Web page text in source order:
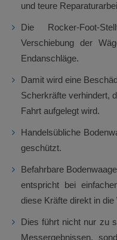
und teure
Die Rocker-Foot-
Verschiebung der
Endanschläge.
Damit wird eine
Scherkräfte verhindert,
Fahrt aufgelegt wird.
Handelsübliche
geschützt.
Befahrbare
entspricht bei
diese Kräfte direkt in die
Dies führt nicht nur zu
Messergebnissen,